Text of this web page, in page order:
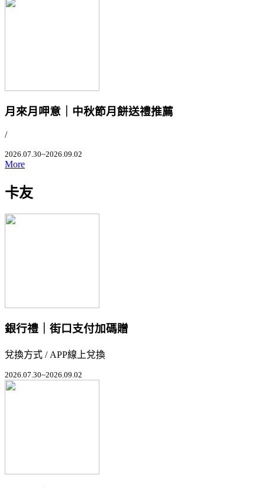
月來月呷意｜中秋節月餅送禮推薦
/
2026.07.30~2026.09.02
More
卡友
銀行禮｜街口支付加碼贈
兌換方式 / APP線上兌換
2026.07.30~2026.09.02